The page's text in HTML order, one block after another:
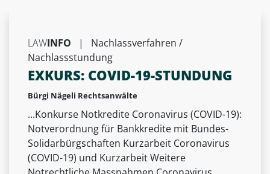
LAWINFO | Nachlassverfahren /
Nachlassstundung
EXKURS: COVID-19-STUNDUNG
Bürgi Nägeli Rechtsanwälte
...Konkurse Notkredite Coronavirus (COVID-19):
Notverordnung für Bankkredite mit Bundes-
Solidarbürgschaften Kurzarbeit Coronavirus
(COVID-19) und Kurzarbeit Weitere